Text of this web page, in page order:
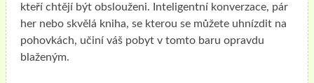
kteří chtějí být obslouženi. Inteligentní konverzace, pár
her nebo skvělá kniha, se kterou se můžete uhnízdit na
pohovkách, učiní váš pobyt v tomto baru opravdu
blaženým.